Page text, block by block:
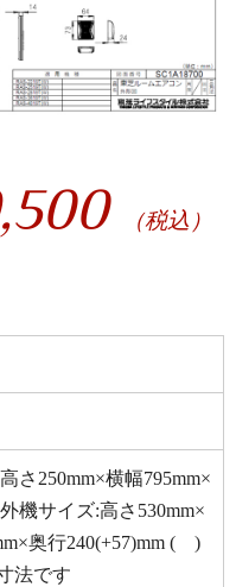
（税込）
さ250mm×横幅795mm×
機サイズ:高さ530mm×
奥行240(+57)mm( )
法です